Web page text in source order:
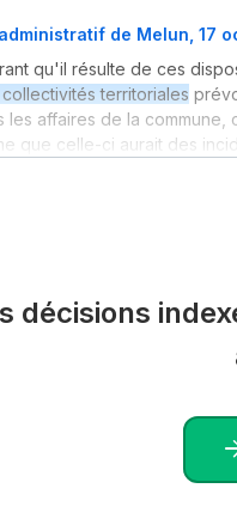
de Melun, 17
qu'il résulte de ces
territoriales
les affaires de la
que celle-ci aurait des
décisions